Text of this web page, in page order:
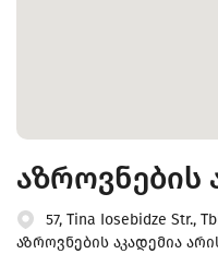
აზროვნების
57, Tina Iosebidze Str.,
აზროვნების აკადემია